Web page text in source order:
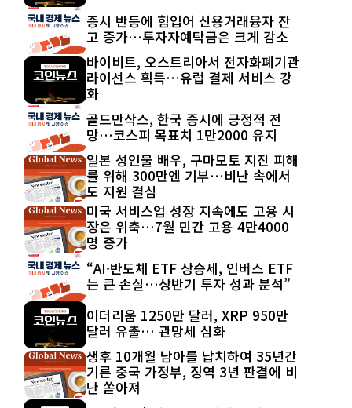
증시 반등에 힘입어 신용거래융자 잔
고 증가…투자자예탁금은 크게 감소
바이비트, 오스트리아서 전자화폐기관
라이선스 획득…유럽 결제 서비스 강
화
골드만삭스, 한국 증시에 긍정적 전
망…코스피 목표치 1만2000 유지
일본 성인물 배우, 구마모토 지진 피해
를 위해 300만엔 기부…비난 속에서
도 지원 결심
미국 서비스업 성장 지속에도 고용 시
장은 위축…7월 민간 고용 4만4000
명 증가
“AI·반도체 ETF 상승세, 인버스 ETF
는 큰 손실…상반기 투자 성과 분석”
이더리움 1250만 달러, XRP 950만
달러 유출… 관망세 심화
생후 10개월 남아를 납치하여 35년간
기른 중국 가정부, 징역 3년 판결에 비
난 쏟아져